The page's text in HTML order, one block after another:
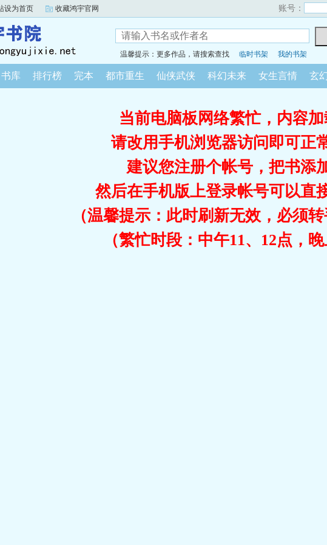
设为首页 收藏鸿宇官网 账号：
温馨提示：更多作品，请搜索查找 临时书架 我的书架
书库 排行榜 完本 都市重生 仙侠武侠 科幻未来 女生言情 玄
当前电脑板网络繁忙，内容
请改用手机浏览器访问即可
建议您注册个帐号，把书添
然后在手机版上登录帐号可以直
（温馨提示：此时刷新无效，必须转
（繁忙时段：中午11、12点，晚